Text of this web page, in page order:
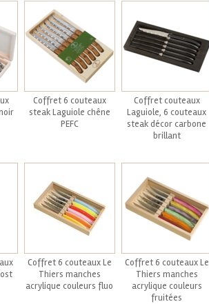
Coffret 6 couteaux
steak Laguiole chêne
PEFC
Coffret couteaux
Laguiole, 6 couteaux
steak décor carbone
brillant
Coffret 6 couteaux Le
Thiers manches
acrylique couleurs fluo
Coffret 6 couteaux Le
Thiers manches
acrylique couleurs
fruitées